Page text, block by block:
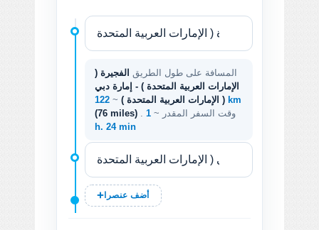
المسافة على طول الطريق الفجيرة (
الإمارات العربية المتحدة ) - إمارة دبي
( الإمارات العربية المتحدة ) ~
122 km
(76 miles)
. وقت السفر المقدر ~ 1
h. 24 min
أضف عنصرا